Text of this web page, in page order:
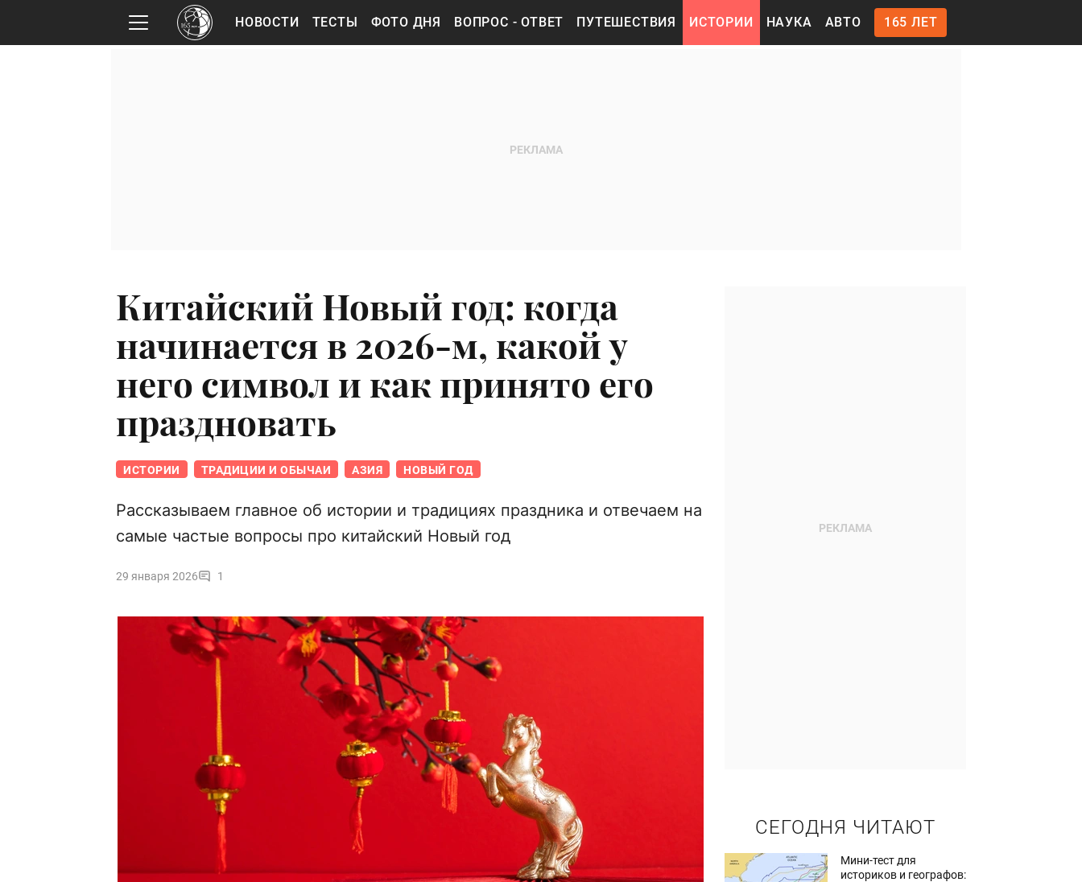
НОВОСТИ ТЕСТЫ ФОТО ДНЯ ВОПРОС - ОТВЕТ ПУТЕШЕСТВИЯ ИСТОРИИ НАУКА АВТО 165 ЛЕТ
Китайский Новый год: когда
начинается в 2026-м, какой у
него символ и как принято его
праздновать
ИСТОРИИ ТРАДИЦИИ И ОБЫЧАИ АЗИЯ НОВЫЙ ГОД
Рассказываем главное об истории и традициях праздника и отвечаем на
самые частые вопросы про китайский Новый год
29 января 2026 1
СЕГОДНЯ ЧИТАЮТ
Мини-тест для
историков и географов: